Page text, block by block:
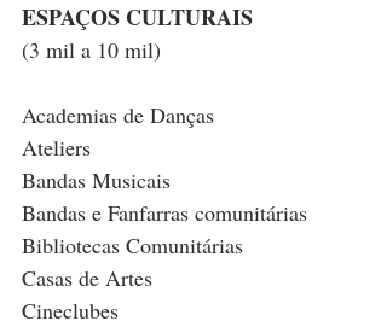
ESPAÇOS CULTURAIS
(3 mil a 10 mil)
Academias de Danças
Ateliers
Bandas Musicais
Bandas e Fanfarras comunitárias
Bibliotecas Comunitárias
Casas de Artes
Cineclubes